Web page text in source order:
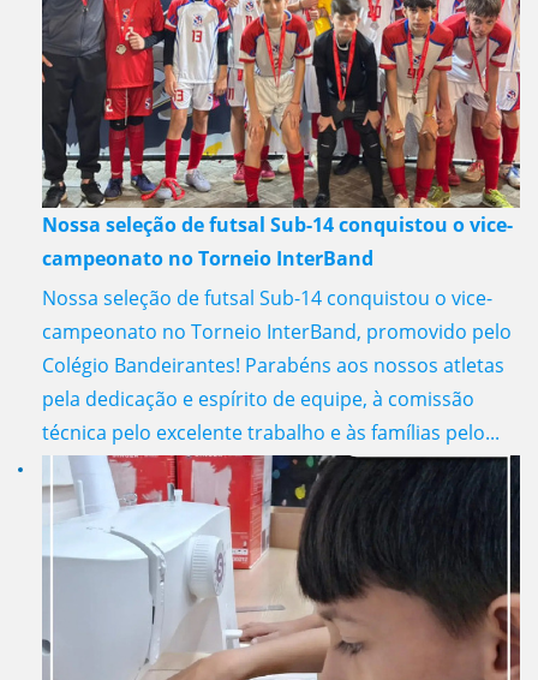
Nossa seleção de futsal Sub-14 conquistou o vice-
campeonato no Torneio InterBand
Nossa seleção de futsal Sub-14 conquistou o vice-
campeonato no Torneio InterBand, promovido pelo
Colégio Bandeirantes! Parabéns aos nossos atletas
pela dedicação e espírito de equipe, à comissão
técnica pelo excelente trabalho e às famílias pelo...